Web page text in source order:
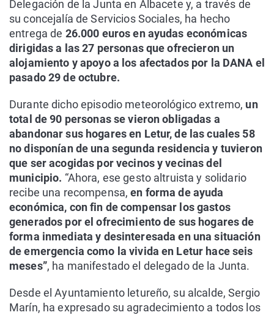
Delegación de la Junta en Albacete y, a través de
su concejalía de Servicios Sociales, ha hecho
entrega de 26.000 euros en ayudas económicas
dirigidas a las 27 personas que ofrecieron un
alojamiento y apoyo a los afectados por la DANA el
pasado 29 de octubre.
Durante dicho episodio meteorológico extremo, un
total de 90 personas se vieron obligadas a
abandonar sus hogares en Letur, de las cuales 58
no disponían de una segunda residencia y tuvieron
que ser acogidas por vecinos y vecinas del
municipio. “Ahora, ese gesto altruista y solidario
recibe una recompensa, en forma de ayuda
económica, con fin de compensar los gastos
generados por el ofrecimiento de sus hogares de
forma inmediata y desinteresada en una situación
de emergencia como la vivida en Letur hace seis
meses”, ha manifestado el delegado de la Junta.
Desde el Ayuntamiento letureño, su alcalde, Sergio
Marín, ha expresado su agradecimiento a todos los